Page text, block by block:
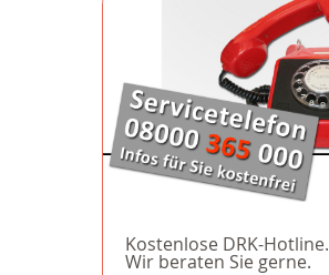
Kostenlose DRK-Hotline.
Wir beraten Sie gerne.